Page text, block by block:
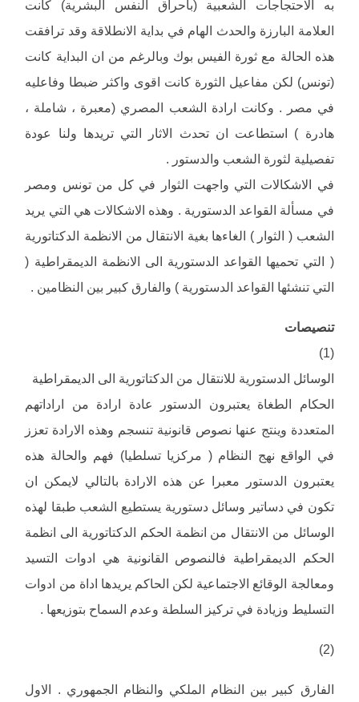
به الاحتجاجات الشعبية (باحراق النفس البشرية) كانت
العلامة البارزة والحدث الهام في بداية الانطلاقة وقد ترافقت
هذه الحالة مع ثورة الفيس بوك وبالرغم من ان البداية كانت
(تونس) لكن مفاعيل الثورة كانت اقوى واكثر ضبطا وفاعليه
في مصر . وكانت ارادة الشعب المصري (معبرة ، شاملة ،
هادرة ) استطاعت ان تحدث الاثار التي تريدها ولنا عودة
تفصيلية لثورة الشعب والدستور .
في الاشكالات التي واجهت الثوار في كل من تونس ومصر
في مسألة القواعد الدستورية . وهذه الاشكالات هي التي يريد
الشعب ( الثوار ) الغاءها بغية الانتقال من الانظمة الدكتاتورية
( التي تحميها القواعد الدستورية الى الانظمة الديمقراطية (
التي تنشئها القواعد الدستورية ) والفارق كبير بين النظامين .
تنصيصات
(1)
الوسائل الدستورية للانتقال من الدكتاتورية الى الديمقراطية
الحكام الطغاة يعتبرون الدستور عادة ارادة من اراداتهم
المتعددة وينتج عنها نصوص قانونية تنسجم وهذه الارادة تعزز
في الواقع نهج النظام ( مركزيا تسلطيا) فهم والحالة هذه
يعتبرون الدستور معبرا عن هذه الارادة بالتالي لايمكن ان
تكون في دساتير وسائل دستورية يستطيع الشعب طبقا لهذه
الوسائل من الانتقال من انظمة الحكم الدكتاتورية الى انظمة
الحكم الديمقراطية فالنصوص القانونية هي ادوات التسيد
ومعالجة الوقائع الاجتماعية لكن الحاكم يريدها اداة من ادوات
التسليط وزيادة في تركيز السلطة وعدم السماح بتوزيعها .
(2)
الفارق كبير بين النظام الملكي والنظام الجمهوري . الاول